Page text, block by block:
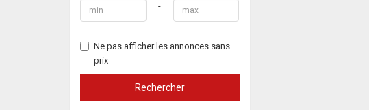
-
Ne pas afficher les annonces sans
prix
Rechercher